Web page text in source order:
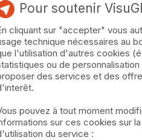
Pour soutenir
cliquant sur "accepter" vous
technique nécessaires au
l'utilisation d'autres cookies
ou de
des services et des
pouvez à tout moment
sur ces cookies sur
du service :